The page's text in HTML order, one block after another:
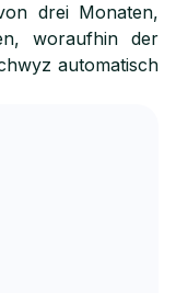
drei Monaten,
woraufhin der
automatisch